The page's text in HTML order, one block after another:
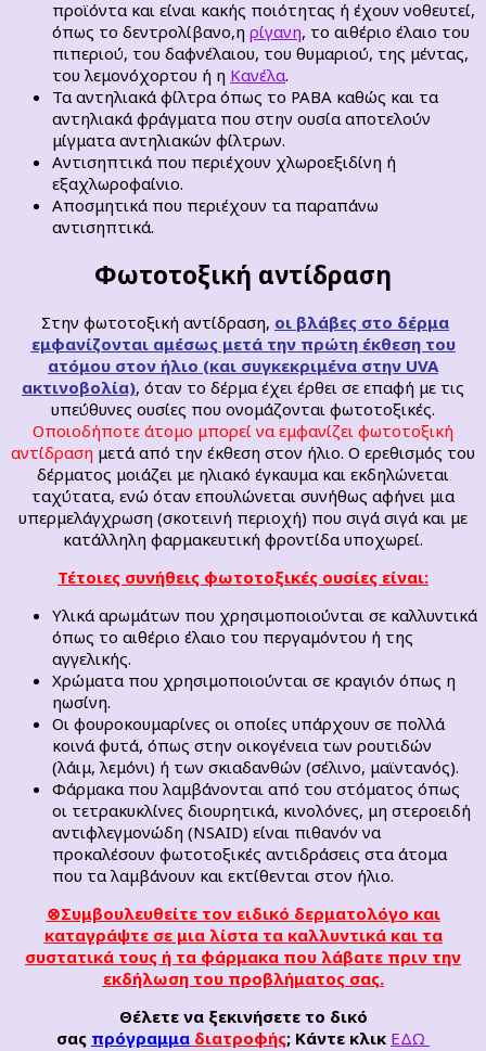
προϊόντα και είναι κακής ποιότητας ή έχουν νοθευτεί,
όπως το δεντρολίβανο,η ρίγανη, το αιθέριο έλαιο του
πιπεριού, του δαφνέλαιου, του θυμαριού, της μέντας,
του λεμονόχορτου ή η Κανέλα.
Τα αντηλιακά φίλτρα όπως το PABA καθώς και τα
αντηλιακά φράγματα που στην ουσία αποτελούν
μίγματα αντηλιακών φίλτρων.
Αντισηπτικά που περιέχουν χλωροεξιδίνη ή
εξαχλωροφαίνιο.
Αποσμητικά που περιέχουν τα παραπάνω
αντισηπτικά.
Φωτοτοξική αντίδραση
Στην φωτοτοξική αντίδραση, οι βλάβες στο δέρμα
εμφανίζονται αμέσως μετά την πρώτη έκθεση του
ατόμου στον ήλιο (και συγκεκριμένα στην UVA
ακτινοβολία), όταν το δέρμα έχει έρθει σε επαφή με τις
υπεύθυνες ουσίες που ονομάζονται φωτοτοξικές.
Οποιοδήποτε άτομο μπορεί να εμφανίζει φωτοτοξική
αντίδραση μετά από την έκθεση στον ήλιο. Ο ερεθισμός του
δέρματος μοιάζει με ηλιακό έγκαυμα και εκδηλώνεται
ταχύτατα, ενώ όταν επουλώνεται συνήθως αφήνει μια
υπερμελάγχρωση (σκοτεινή περιοχή) που σιγά σιγά και με
κατάλληλη φαρμακευτική φροντίδα υποχωρεί.
Τέτοιες συνήθεις φωτοτοξικές ουσίες είναι:
Υλικά αρωμάτων που χρησιμοποιούνται σε καλλυντικά
όπως το αιθέριο έλαιο του περγαμόντου ή της
αγγελικής.
Χρώματα που χρησιμοποιούνται σε κραγιόν όπως η
ηωσίνη.
Οι φουροκουμαρίνες οι οποίες υπάρχουν σε πολλά
κοινά φυτά, όπως στην οικογένεια των ρουτιδών
(λάιμ, λεμόνι) ή των σκιαδανθών (σέλινο, μαϊντανός).
Φάρμακα που λαμβάνονται από του στόματος όπως
οι τετρακυκλίνες διουρητικά, κινολόνες, μη στεροειδή
αντιφλεγμονώδη (NSAID) είναι πιθανόν να
προκαλέσουν φωτοτοξικές αντιδράσεις στα άτομα
που τα λαμβάνουν και εκτίθενται στον ήλιο.
⊗Συμβουλευθείτε τον ειδικό δερματολόγο και
καταγράψτε σε μια λίστα τα καλλυντικά και τα
συστατικά τους ή τα φάρμακα που λάβατε πριν την
εκδήλωση του προβλήματος σας.
Θέλετε να ξεκινήσετε το δικό
σας πρόγραμμα διατροφής; Κάντε κλικ ΕΔΩ